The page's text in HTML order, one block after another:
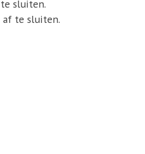
sluiten.
af te sluiten.